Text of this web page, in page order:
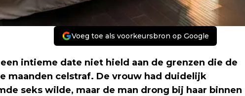
Voeg toe als voorkeursbron op Google
intieme date niet hield aan de grenzen die de
maanden celstraf. De vrouw had duidelijk
seks wilde, maar de man drong bij haar binnen